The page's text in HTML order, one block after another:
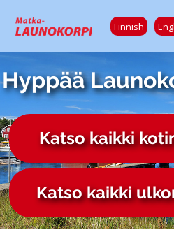
Finnish
Hyppää
Katso kaikki
Katso kaikki